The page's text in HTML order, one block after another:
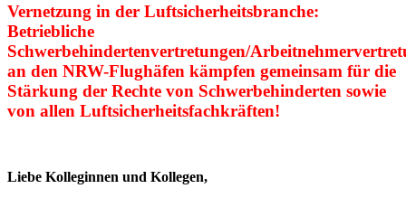
Vernetzung in der Luftsicherheitsbranche:
Betriebliche
Schwerbehindertenvertretungen/
an den NRW-Flughäfen kämpfen gemeinsam für die
Stärkung der Rechte von Schwerbehinderten sowie
von allen Luftsicherheitsfachkräften!
Liebe Kolleginnen und Kollegen,